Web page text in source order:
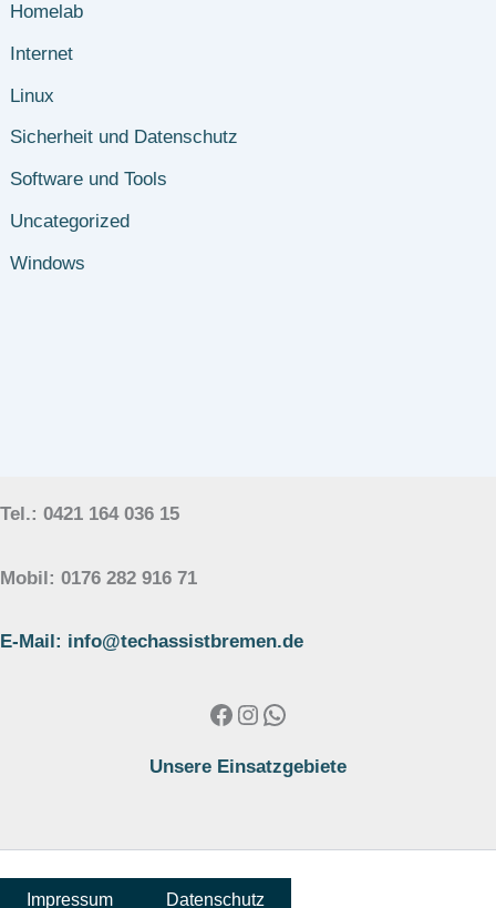
Homelab
Internet
Linux
Sicherheit und Datenschutz
Software und Tools
Uncategorized
Windows
Tel.: 0421 164 036 15
Mobil: 0176 282 916 71
E-Mail: info@techassistbremen.de
Facebook
Instagram
WhatsApp
Unsere Einsatzgebiete
Impressum Datenschutz